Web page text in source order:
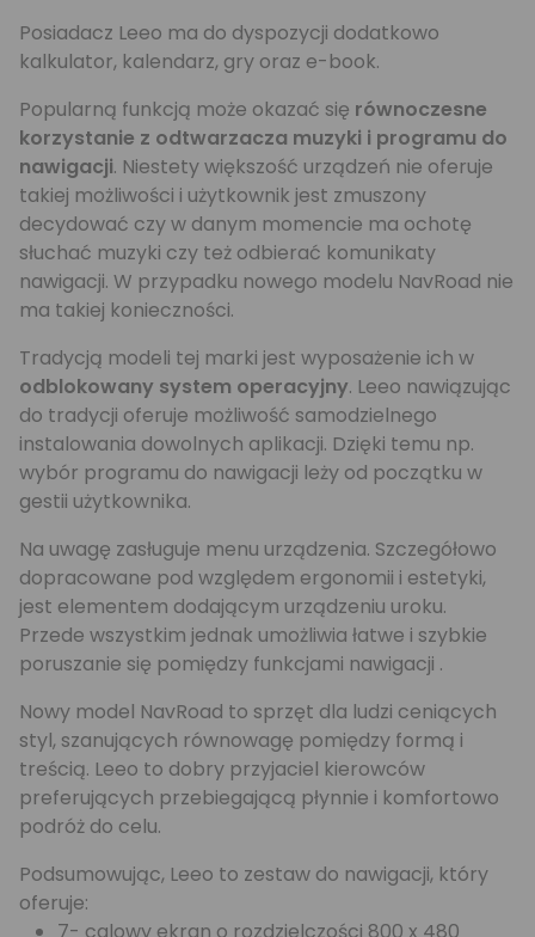
Posiadacz Leeo ma do dyspozycji dodatkowo
kalkulator, kalendarz, gry oraz e-book.
Popularną funkcją może okazać się równoczesne
korzystanie z odtwarzacza muzyki i programu do
nawigacji. Niestety większość urządzeń nie oferuje
takiej możliwości i użytkownik jest zmuszony
decydować czy w danym momencie ma ochotę
słuchać muzyki czy też odbierać komunikaty
nawigacji. W przypadku nowego modelu NavRoad nie
ma takiej konieczności.
Tradycją modeli tej marki jest wyposażenie ich w
odblokowany system operacyjny. Leeo nawiązując
do tradycji oferuje możliwość samodzielnego
instalowania dowolnych aplikacji. Dzięki temu np.
wybór programu do nawigacji leży od początku w
gestii użytkownika.
Na uwagę zasługuje menu urządzenia. Szczegółowo
dopracowane pod względem ergonomii i estetyki,
jest elementem dodającym urządzeniu uroku.
Przede wszystkim jednak umożliwia łatwe i szybkie
poruszanie się pomiędzy funkcjami nawigacji .
Nowy model NavRoad to sprzęt dla ludzi ceniących
styl, szanujących równowagę pomiędzy formą i
treścią. Leeo to dobry przyjaciel kierowców
preferujących przebiegającą płynnie i komfortowo
podróż do celu.
Podsumowując, Leeo to zestaw do nawigacji, który
oferuje: